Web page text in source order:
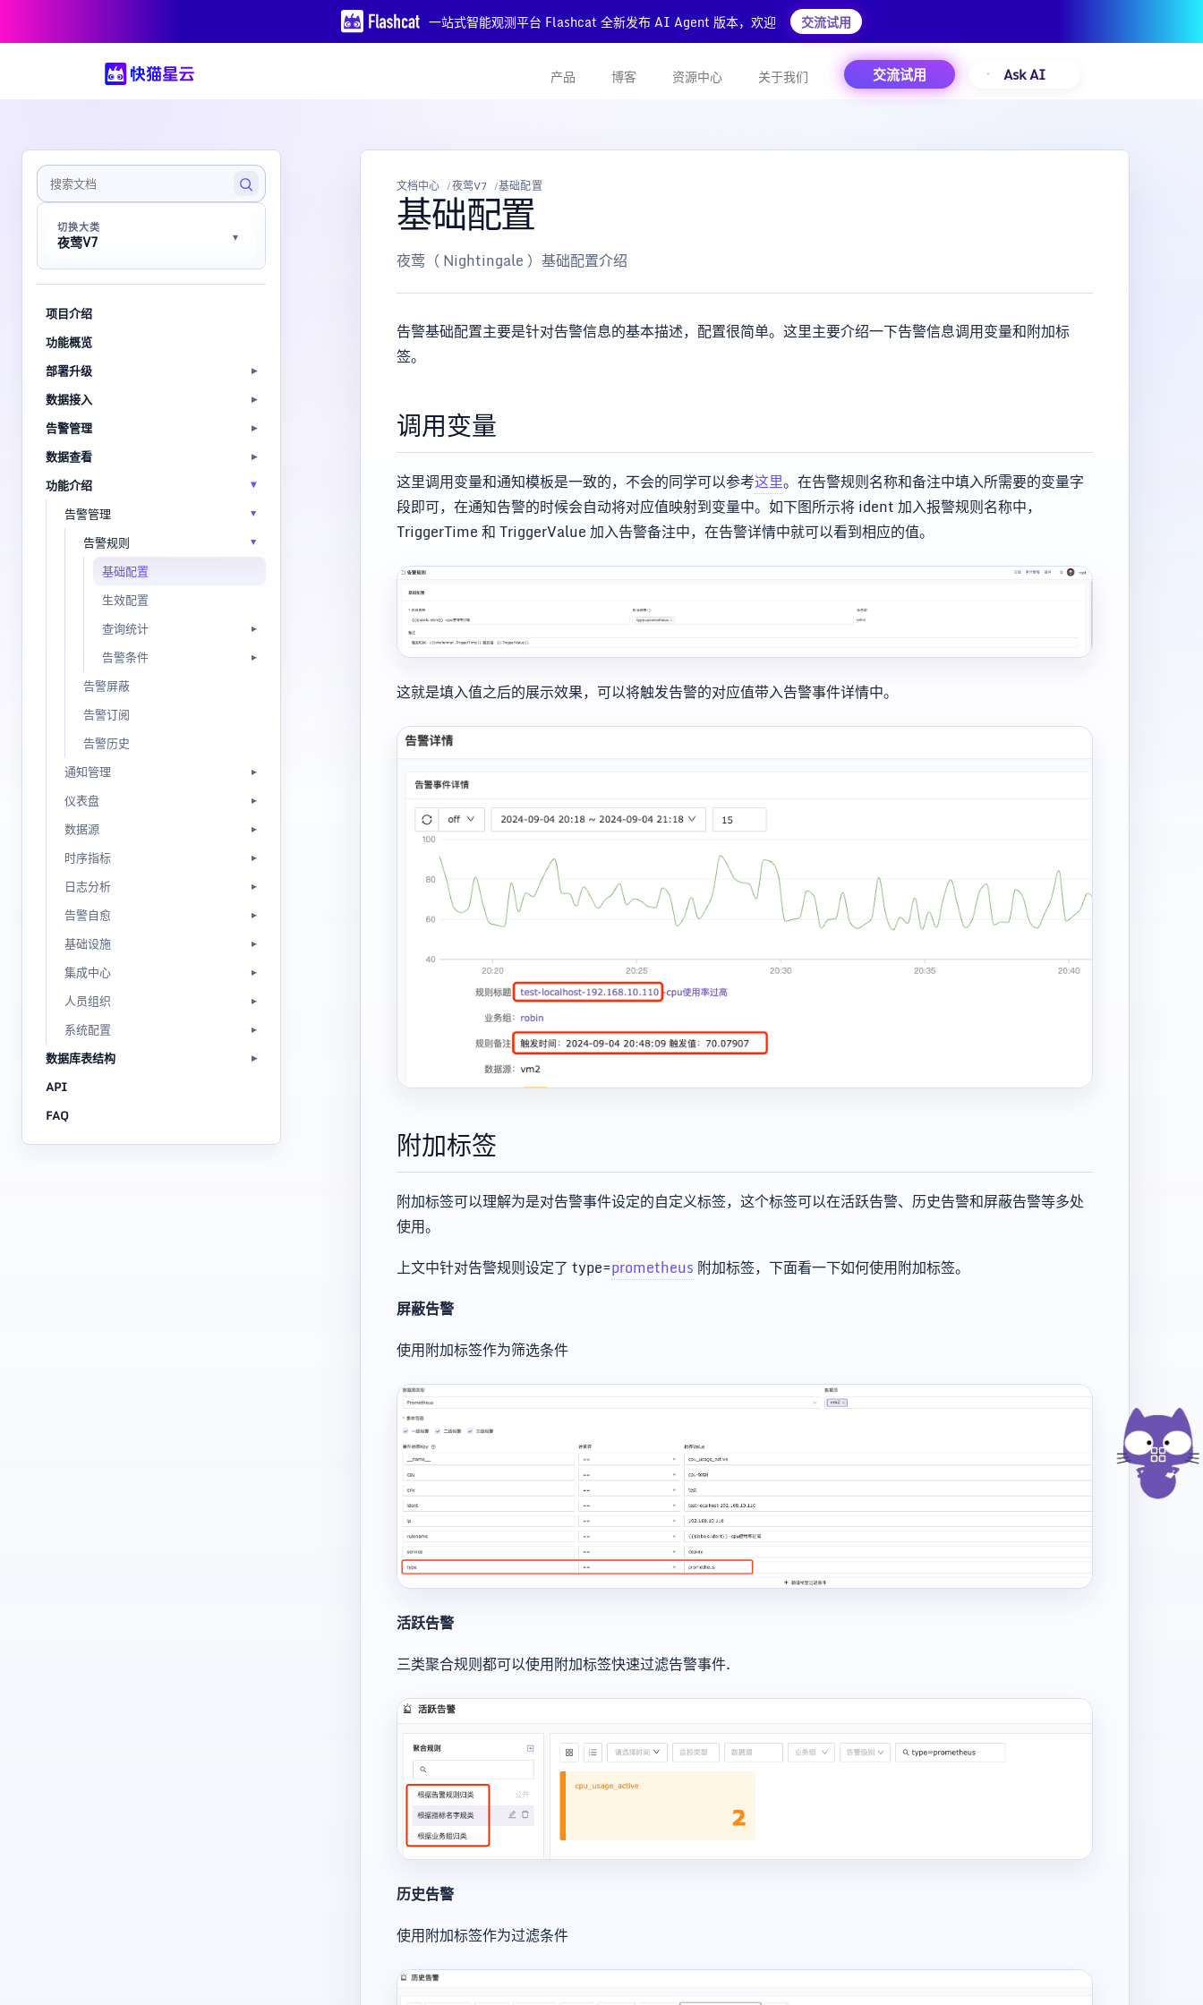
一站式智能观测平台 Flashcat 全新发布 AI Agent 版本，欢迎 交流试用
产品 博客 资源中心 关于我们 交流试用 Ask AI
切换大类
夜莺V7
项目介绍
功能概览
部署升级
数据接入
告警管理
数据查看
功能介绍
告警管理
告警规则
基础配置
生效配置
查询统计
告警条件
告警屏蔽
告警订阅
告警历史
通知管理
仪表盘
数据源
时序指标
日志分析
告警自愈
基础设施
集成中心
人员组织
系统配置
数据库表结构
API
FAQ
文档中心 夜莺V7 基础配置
基础配置
夜莺（ Nightingale ）基础配置介绍
告警基础配置主要是针对告警信息的基本描述，配置很简单。这里主要介绍一下告警信息调用变量和附加标
签。
调用变量
这里调用变量和通知模板是一致的，不会的同学可以参考这里。在告警规则名称和备注中填入所需要的变量字
段即可，在通知告警的时候会自动将对应值映射到变量中。如下图所示将 ident 加入报警规则名称中，
TriggerTime 和 TriggerValue 加入告警备注中，在告警详情中就可以看到相应的值。
这就是填入值之后的展示效果，可以将触发告警的对应值带入告警事件详情中。
附加标签
附加标签可以理解为是对告警事件设定的自定义标签，这个标签可以在活跃告警、历史告警和屏蔽告警等多处
使用。
上文中针对告警规则设定了 type=prometheus 附加标签，下面看一下如何使用附加标签。
屏蔽告警
使用附加标签作为筛选条件
活跃告警
三类聚合规则都可以使用附加标签快速过滤告警事件.
历史告警
使用附加标签作为过滤条件